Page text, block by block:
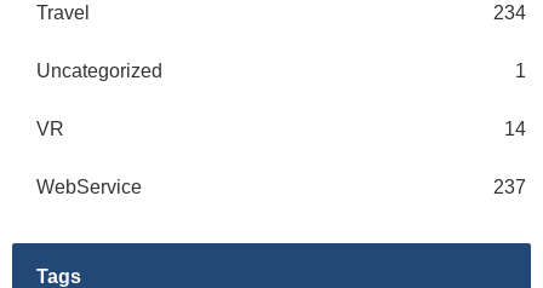
Travel 234
Uncategorized 1
VR 14
WebService 237
Tags